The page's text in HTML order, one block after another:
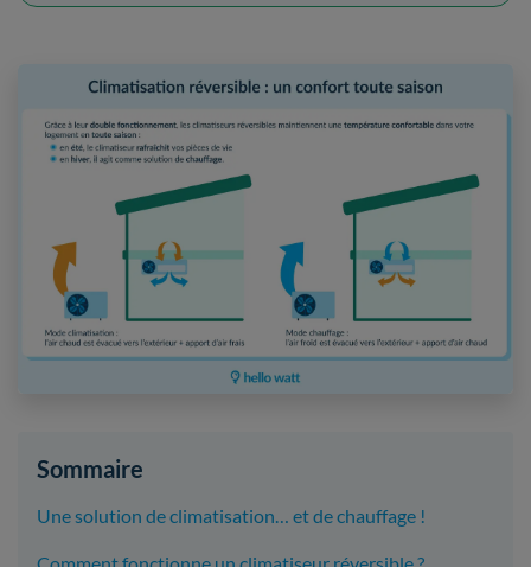
Sommaire
Une solution de climatisation… et de chauffage !